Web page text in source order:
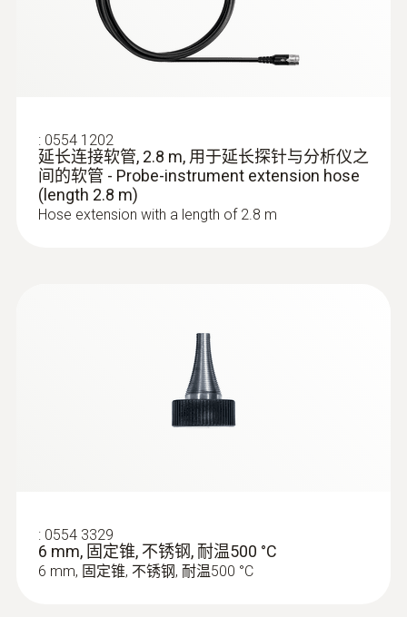
0600 9791
燃烧空气探头，浸入深度300 mm - 环境
空气探头，300mm
燃烧空气探头，浸入深度60 mm - 迷你
环境空气探头，浸入深度60 mm
new bootloader must be installed on the
measuring device once.
: 0554 1202
延长连接软管, 2.8 m, 用于延长探针与分析仪之
间的软管 - Probe-instrument extension hose
(length 2.8 m)
Hose extension with a length of 2.8 m
: 0554 3329
6 mm, 固定锥, 不锈钢, 耐温500 °C
6 mm, 固定锥, 不锈钢, 耐温500 °C